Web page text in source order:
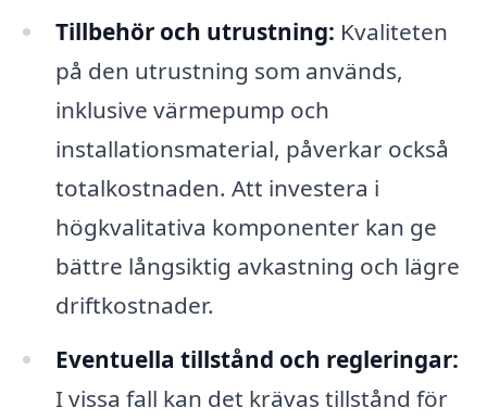
Tillbehör och utrustning: Kvaliteten
på den utrustning som används,
inklusive värmepump och
installationsmaterial, påverkar också
totalkostnaden. Att investera i
högkvalitativa komponenter kan ge
bättre långsiktig avkastning och lägre
driftkostnader.
Eventuella tillstånd och regleringar:
I vissa fall kan det krävas tillstånd för